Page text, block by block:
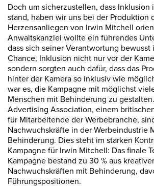
Doch um sicherzustellen, dass
stand, haben wir uns bei der Produktion
Herzensanliegen von Irwin Mitchell
Anwaltskanzlei wollte ein führendes
dass sich seiner Verantwortung
Chance, Inklusion nicht nur vor der
sondern sorgten auch dafür, dass das
hinter der Kamera so inklusiv wie
war es, die Kampagne mit möglichst
Menschen mit Behinderung zu
Advertising Association, einem
für Mitarbeitende der Werbebranche,
Nachwuchskräfte in der Werbeindustrie
Behinderung. Dies steht im starken
Kampagne für Irwin Mitchell: Das finale
Kampagne bestand zu 30 % aus
Nachwuchskräften mit Behinderung,
Führungspositionen.